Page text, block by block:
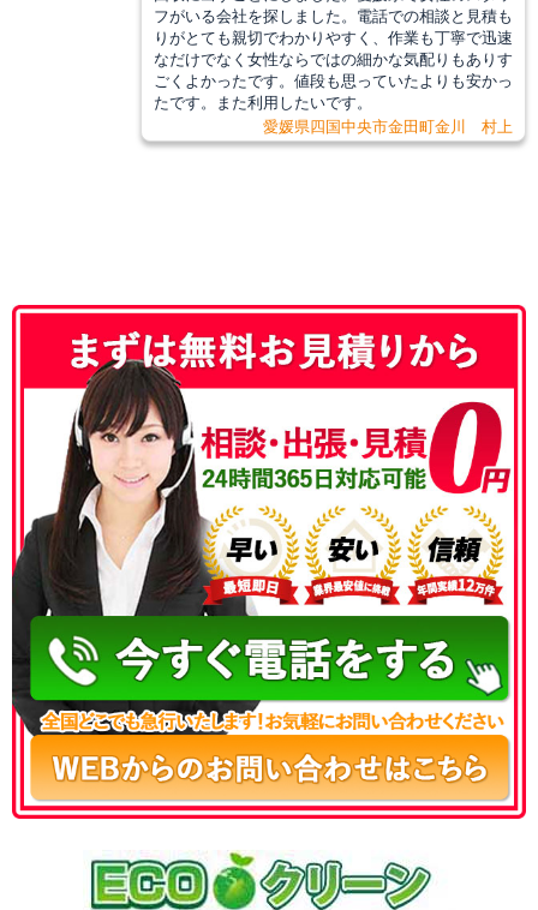
フがいる会社を探しました。電話での相談と見積も
りがとても親切でわかりやすく、作業も丁寧で迅速
なだけでなく女性ならではの細かな気配りもありす
ごくよかったです。値段も思っていたよりも安かっ
たです。また利用したいです。
愛媛県四国中央市金田町金川 村上
050-3186-4780